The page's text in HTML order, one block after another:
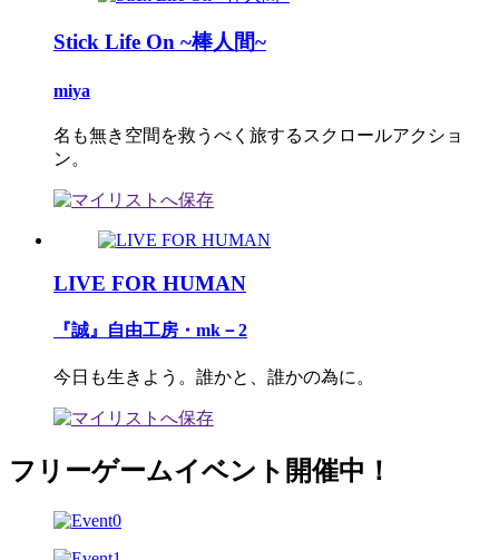
Stick Life On ~棒人間~
miya
名も無き空間を救うべく旅するスクロールアクショ
ン。
LIVE FOR HUMAN
『誠』自由工房・mk－2
今日も生きよう。誰かと、誰かの為に。
フリーゲームイベント開催中！